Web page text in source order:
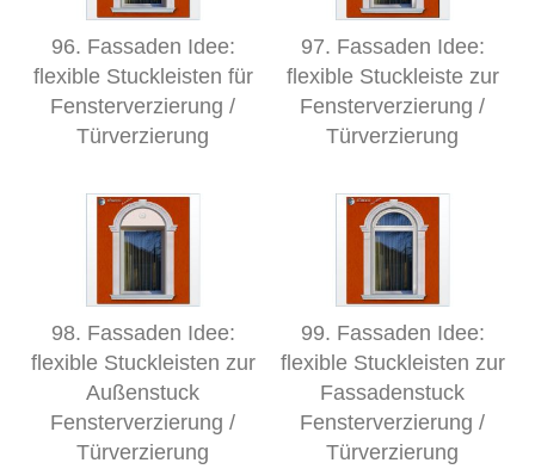
96. Fassaden Idee:
flexible Stuckleisten für
Fensterverzierung /
Türverzierung
97. Fassaden Idee:
flexible Stuckleiste zur
Fensterverzierung /
Türverzierung
98. Fassaden Idee:
flexible Stuckleisten zur
Außenstuck
Fensterverzierung /
Türverzierung
99. Fassaden Idee:
flexible Stuckleisten zur
Fassadenstuck
Fensterverzierung /
Türverzierung